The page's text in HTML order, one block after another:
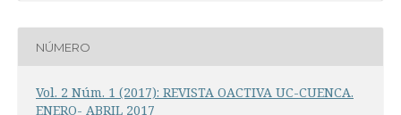
NÚMERO
Vol. 2 Núm. 1 (2017): REVISTA OACTIVA UC-CUENCA.
ENERO- ABRIL 2017